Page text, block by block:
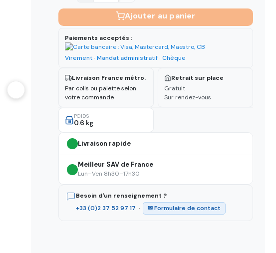
Ajouter au panier
Paiements acceptés :
Virement · Mandat administratif · Chèque
Livraison France métro.
Par colis ou palette selon
votre commande
Retrait sur place
Gratuit
Sur rendez-vous
POIDS
0.6 kg
Livraison rapide
Meilleur SAV de France
Lun–Ven 8h30–17h30
Besoin d'un renseignement ?
+33 (0)2 37 52 97 17 · ✉ Formulaire de contact